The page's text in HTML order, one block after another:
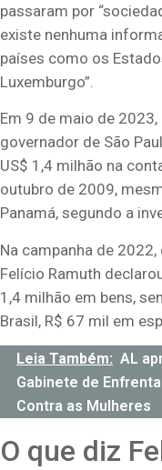
passaram por
existe nenhuma
países como os
Luxemburgo”.
Em 9 de maio de
governador de São
US$ 1,4 milhão na
outubro de 2009,
Panamá, segundo a
Na campanha de
Felício Ramuth
1,4 milhão em bens,
Brasil, R$ 67 mil em
Leia Também: AL
Gabinete de
Contra as Mulheres
O que diz